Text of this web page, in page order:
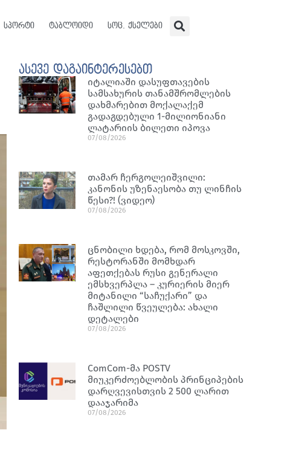
სპორტი ტაბლოიდი სოც. ქსელები
ასევე დაგაინტერესებთ
იტალიაში დასუფთავების
სამსახურის თანამშრომლების
დახმარებით მოქალაქემ
გადაგდებული 1-მილიონიანი
ლატარიის ბილეთი იპოვა
07/08/2026
თამარ ჩერგოლეიშვილი:
კანონის უზენაესობა თუ ლინჩის
წესი?! (ვიდეო)
07/08/2026
ცნობილი ხდება, რომ მოსკოვში,
რესტორანში მომხდარ
აფეთქებას რუსი გენერალი
ემსხვერპლა – კურიერის მიერ
მიტანილი “საჩუქარი” და
ჩაშლილი წვეულება: ახალი
დეტალები
07/08/2026
ComCom-მა POSTV
მიუკერძოებლობის პრინციპების
დარღვევისთვის 2 500 ლარით
დააჯარიმა
07/08/2026